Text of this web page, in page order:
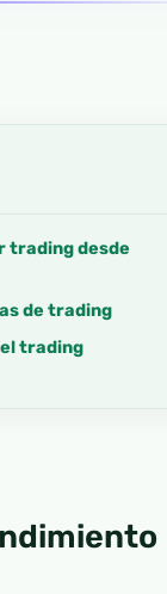
trading desde
de trading
trading